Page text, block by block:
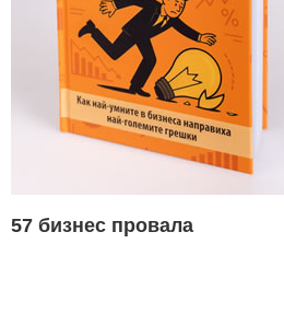
57 бизнес провала